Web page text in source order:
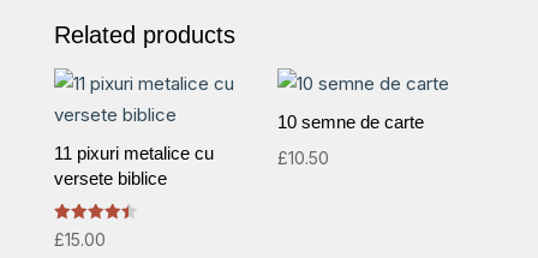
Related products
11 pixuri metalice cu
versete biblice
Rated
4.50
£15.00
10 semne de carte
£10.50